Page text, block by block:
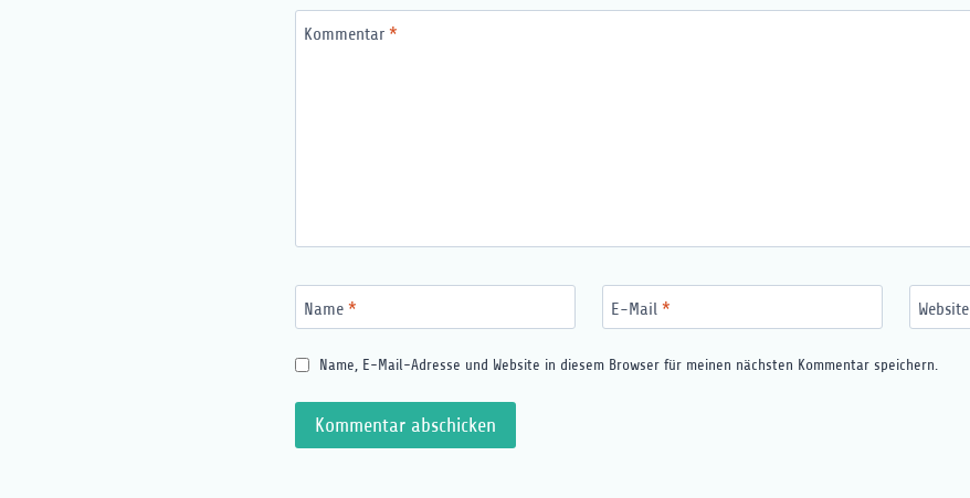
Kommentar *
Name * E-Mail * Website
Name, E-Mail-Adresse und Website in diesem Browser für meinen nächsten Kommentar speichern.